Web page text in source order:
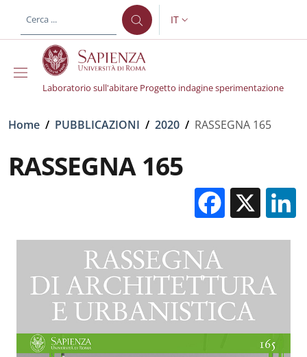
al contenuto principale
SELETTORE LINGUA:
IT
Laboratorio sull'abitare Progetto indagine sperimentazione
Briciole di pane
Home / PUBBLICAZIONI / 2020 / RASSEGNA 165
RASSEGNA 165
X